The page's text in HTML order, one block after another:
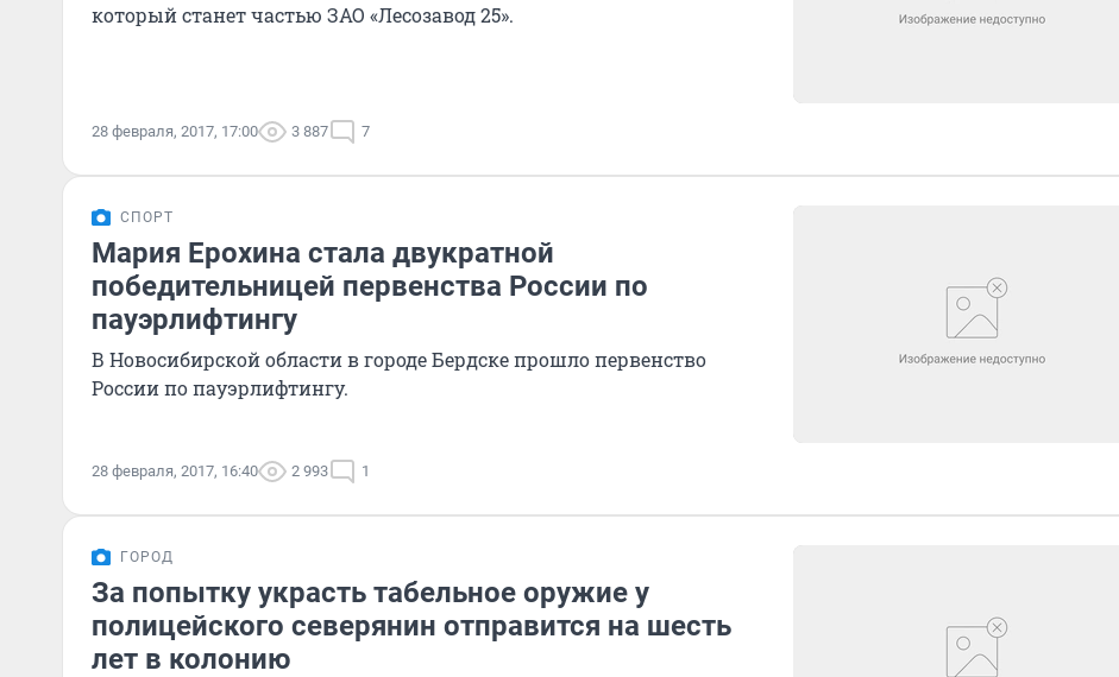
который станет частью ЗАО «Лесозавод 25».
28 февраля, 2017, 17:00 3 887 7
СПОРТ
Мария Ерохина стала двукратной
победительницей первенства России по
пауэрлифтингу
В Новосибирской области в городе Бердске прошло первенство
России по пауэрлифтингу.
28 февраля, 2017, 16:40 2 993 1
ГОРОД
За попытку украсть табельное оружие у
полицейского северянин отправится на шесть
лет в колонию